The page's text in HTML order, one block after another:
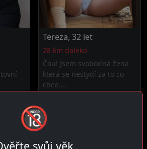
Tereza, 32 let
28 km daleko
Čau! Jsem svobodná žena
která se nestydí za to co
chce....
🔞
svůj věk